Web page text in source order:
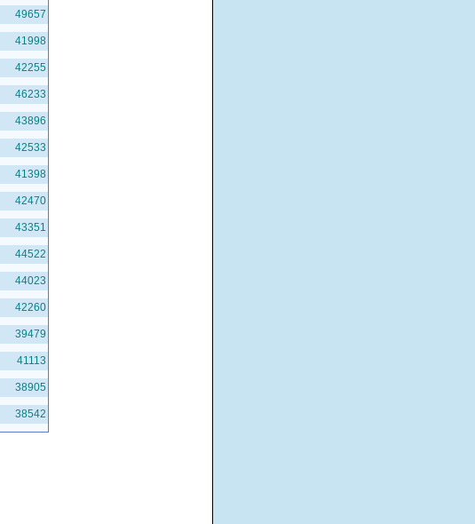
49657
41998
42255
46233
43896
42533
41398
42470
43351
44522
44023
42260
39479
41113
38905
38542